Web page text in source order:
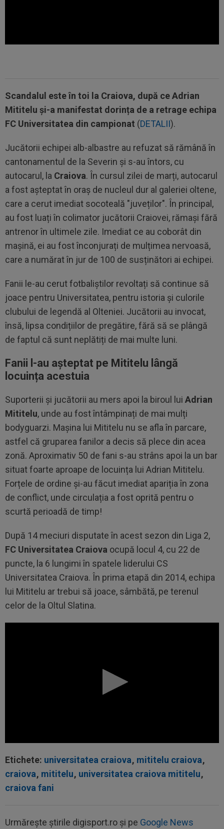
Scandalul este în toi la Craiova, după ce Adrian
Mititelu și-a manifestat dorința de a retrage echipa
FC Universitatea din campionat (DETALII).
Jucătorii echipei alb-albastre au refuzat să rămână în
cantonamentul de la Severin și s-au întors, cu
autocarul, la Craiova. În cursul zilei de marți, autocarul
a fost așteptat în oraș de nucleul dur al galeriei oltene,
care a cerut imediat socoteală "juveților". În principal,
au fost luați în colimator jucătorii Craiovei, rămași fără
antrenor în ultimele zile. Imediat ce au coborât din
mașină, ei au fost înconjurați de mulțimea nervoasă,
care a numărat în jur de 100 de susținători ai echipei.
Fanii le-au cerut fotbaliștilor revoltați să continue să
joace pentru Universitatea, pentru istoria și culorile
clubului de legendă al Olteniei. Jucătorii au invocat,
însă, lipsa condițiilor de pregătire, fără să se plângă
de faptul că sunt neplătiți de mai multe luni.
Fanii l-au aşteptat pe Mititelu lângă
locuința acestuia
Suporterii și jucătorii au mers apoi la biroul lui Adrian
Mititelu, unde au fost întâmpinați de mai mulți
bodyguarzi. Mașina lui Mititelu nu se afla în parcare,
astfel că gruparea fanilor a decis să plece din acea
zonă. Aproximativ 50 de fani s-au strâns apoi la un bar
situat foarte aproape de locuința lui Adrian Mititelu.
Forțele de ordine și-au făcut imediat apariția în zona
de conflict, unde circulația a fost oprită pentru o
scurtă perioadă de timp!
După 14 meciuri disputate în acest sezon din Liga 2,
FC Universitatea Craiova ocupă locul 4, cu 22 de
puncte, la 6 lungimi în spatele liderului CS
Universitatea Craiova. În prima etapă din 2014, echipa
lui Mititelu ar trebui să joace, sâmbătă, pe terenul
celor de la Oltul Slatina.
Etichete: universitatea craiova, mititelu craiova,
craiova, mititelu, universitatea craiova mititelu,
craiova fani
Urmărește știrile digisport.ro și pe Google News
00:20 VIDEO
Alex Musi a dat declarația serii, după